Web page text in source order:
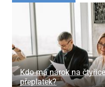
Kdo má nárok na
přeplatek?